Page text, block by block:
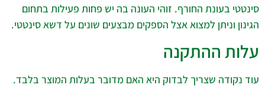
סינטטי בעונת החורף. זוהי העונה בה יש פחות פעילות בתחום
הגינון וניתן למצוא אצל הספקים מבצעים שונים על דשא סינטטי.
עלות ההתקנה
עוד נקודה שצריך לבדוק היא האם מדובר בעלות המוצר בלבד.